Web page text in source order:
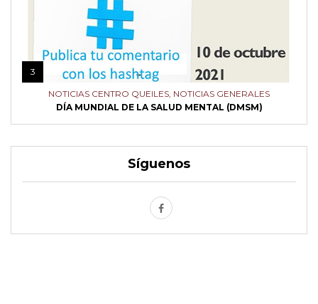
3
NOTICIAS CENTRO QUEILES NOTICIAS GENERALES
DÍA MUNDIAL DE LA SALUD MENTAL (DMSM)
Síguenos